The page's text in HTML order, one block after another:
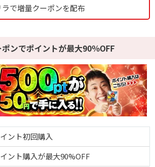
で増量クーポンを配布
ンでポイントが最大90％OFF
ント初回購入
ント購入が最大90%OFF